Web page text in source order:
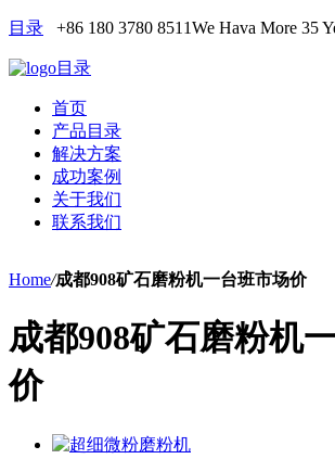
目录 +86 180 3780 8511We Hava More 35
目录
首页
产品目录
解决方案
成功案例
关于我们
联系我们
Home/成都908矿石磨粉机一台班市场价
成都908矿石磨粉机
价